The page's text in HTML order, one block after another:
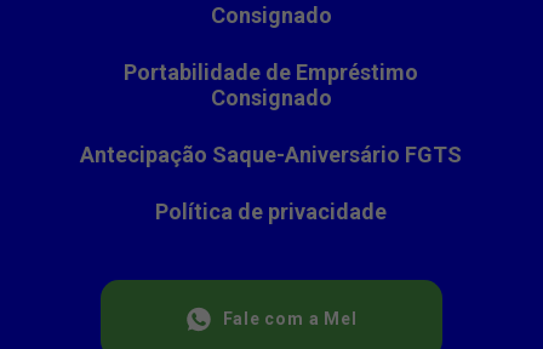
Consignado
Portabilidade de Empréstimo
Consignado
Antecipação Saque-Aniversário FGTS
Política de privacidade
Fale com a Mel